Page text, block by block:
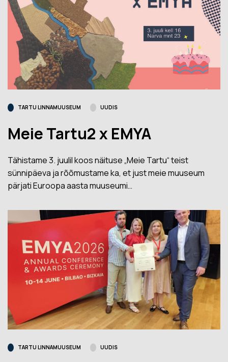
TARTU LINNAMUUSEUM UUDIS
Meie Tartu2 x EMYA
Tähistame 3. juulil koos näituse „Meie Tartu“ teist
sünnipäeva ja rõõmustame ka, et just meie muuseum
pärjati Euroopa aasta muuseumi…
TARTU LINNAMUUSEUM UUDIS